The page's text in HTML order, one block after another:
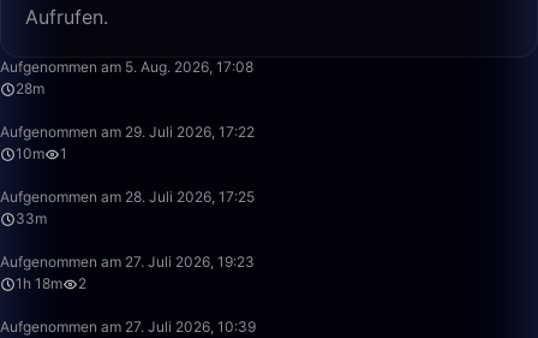
Aufrufen.
Aufgenommen am 5. Aug. 2026, 17:08
28m
Aufgenommen am 29. Juli 2026, 17:22
10m
1
Aufgenommen am 28. Juli 2026, 17:25
33m
Aufgenommen am 27. Juli 2026, 19:23
1h 18m
2
Aufgenommen am 27. Juli 2026, 10:39